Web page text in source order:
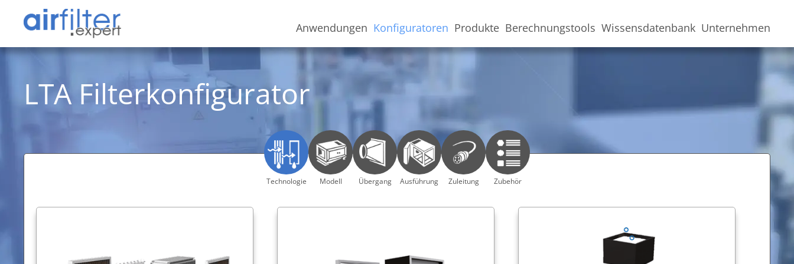
Anwendungen Konfiguratoren Produkte Berechnungstools Wissensdatenbank Unternehmen
LTA Filterkonfigurator
Technologie Modell Übergang Ausführung Zuleitung Zubehör